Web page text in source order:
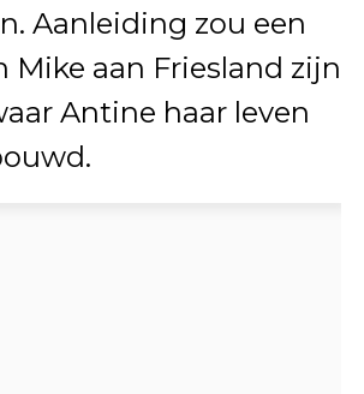
Aanleiding zou een
Mike aan Friesland zijn
Antine haar leven